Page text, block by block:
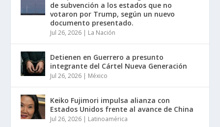
de subvención a los estados que no
votaron por Trump, según un nuevo
documento presentado.
Jul 26, 2026 | La Nación
Detienen en Guerrero a presunto
integrante del Cártel Nueva Generación
Jul 26, 2026 | México
Keiko Fujimori impulsa alianza con
Estados Unidos frente al avance de China
Jul 26, 2026 | Latinoamérica